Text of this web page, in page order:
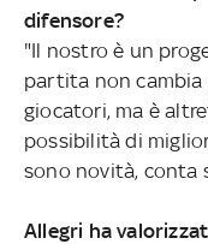
difensore?
"Il nostro è un
partita non
giocatori, ma è
possibilità di
sono novità, conta
Allegri ha